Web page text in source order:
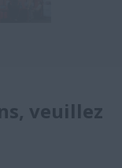
veuillez